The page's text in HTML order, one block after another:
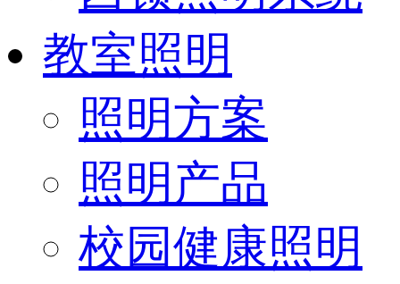
教室照明
照明方案
照明产品
校园健康照明